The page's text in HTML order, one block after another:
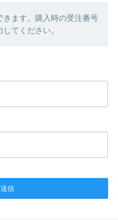
きます。購入時の受注番号
てください。